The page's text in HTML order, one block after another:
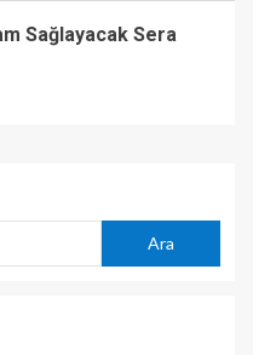
Sağlayacak Sera
Ara